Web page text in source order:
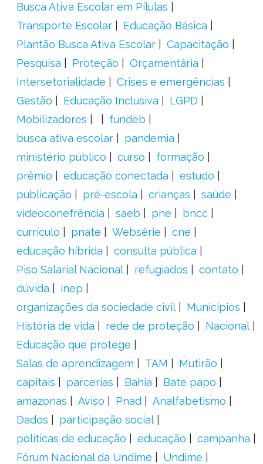
Busca Ativa Escolar em Pílulas
Transporte Escolar
Educação Básica
Plantão Busca Ativa Escolar
Capacitação
Pesquisa
Proteção
Orçamentária
Intersetorialidade
Crises e emergências
Gestão
Educação Inclusiva
LGPD
Mobilizadores
fundeb
busca ativa escolar
pandemia
ministério público
curso
formação
prêmio
educação conectada
estudo
publicação
pré-escola crianças
saúde
videoconefrência
saeb pne
bncc
currículo
pnate Websérie
cne
educação híbrida
consulta pública
Piso Salarial Nacional
refugiados
contato
dúvida
inep
organizações da sociedade civil
Municípios
História de vida
rede de proteção
Nacional
Educação que protege
Salas de aprendizagem
TAM
Mutirão
capitais
parcerias Bahia
Bate papo
amazonas
Aviso Pnad
Analfabetismo
Dados
participação social
políticas de educação
educação
campanha
Fórum Nacional da Undime
Undime